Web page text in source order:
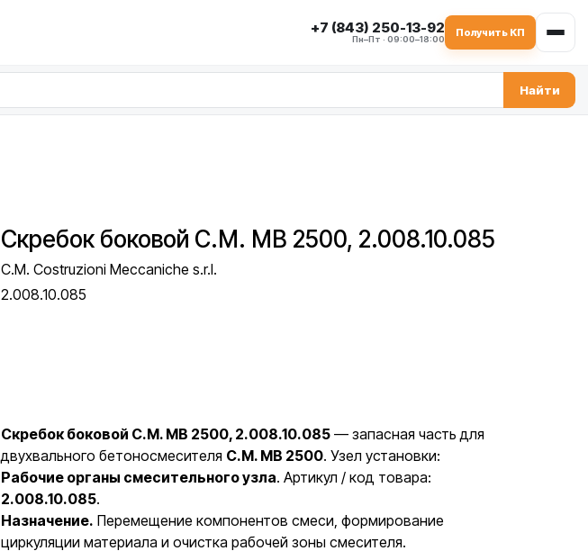
+7 (843) 250-13-92
Пн–Пт · 09:00–18:00
Получить КП
Найти
Скребок боковой C.M. MB 2500, 2.008.10.085
C.M. Costruzioni Meccaniche s.r.l.
2.008.10.085
Скребок боковой C.M. MB 2500, 2.008.10.085 — запасная часть для
двухвального бетоносмесителя C.M. MB 2500. Узел установки:
Рабочие органы смесительного узла. Артикул / код товара:
2.008.10.085.
Назначение. Перемещение компонентов смеси, формирование
циркуляции материала и очистка рабочей зоны смесителя.